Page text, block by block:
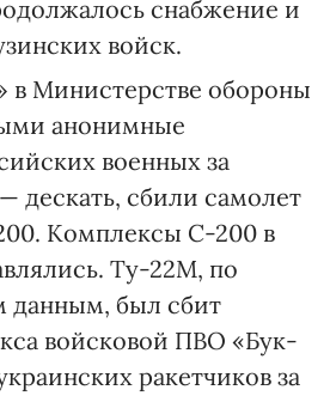
снабжение и
войск.
в Министерстве обороны
анонимные
военных за
дескать, сбили самолет
Комплексы С-200 в
Ту-22М, по
данным, был сбит
войсковой ПВО «Бук-
ракетчиков за